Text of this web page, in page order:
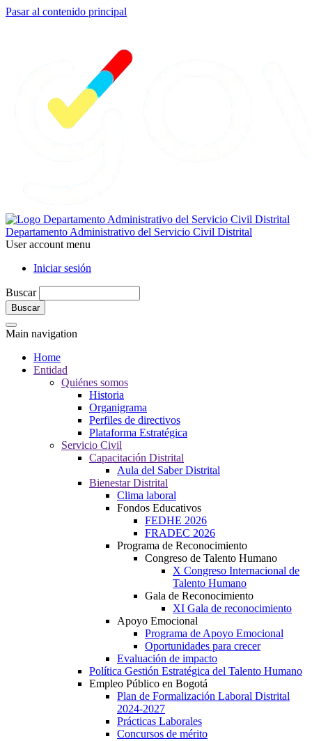
Pasar al contenido principal
Departamento Administrativo del Servicio Civil Distrital
User account menu
Iniciar sesión
Buscar
Main navigation
Home
Entidad
Quiénes somos
Historia
Organigrama
Perfiles de directivos
Plataforma Estratégica
Servicio Civil
Capacitación Distrital
Aula del Saber Distrital
Bienestar Distrital
Clima laboral
Fondos Educativos
FEDHE 2026
FRADEC 2026
Programa de Reconocimiento
Congreso de Talento Humano
X Congreso Internacional de
Talento Humano
Gala de Reconocimiento
XI Gala de reconocimiento
Apoyo Emocional
Programa de Apoyo Emocional
Oportunidades para crecer
Evaluación de impacto
Política Gestión Estratégica del Talento Humano
Empleo Público en Bogotá
Plan de Formalización Laboral Distrital
2024-2027
Prácticas Laborales
Concursos de mérito